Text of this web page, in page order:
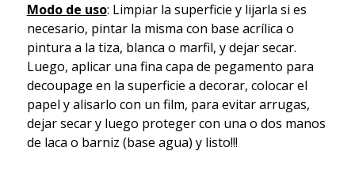
Modo de uso: Limpiar la superficie y lijarla si es
necesario, pintar la misma con base acrílica o
pintura a la tiza, blanca o marfil, y dejar secar.
Luego, aplicar una fina capa de pegamento para
decoupage en la superficie a decorar, colocar el
papel y alisarlo con un film, para evitar arrugas,
dejar secar y luego proteger con una o dos manos
de laca o barniz (base agua) y listo!!!